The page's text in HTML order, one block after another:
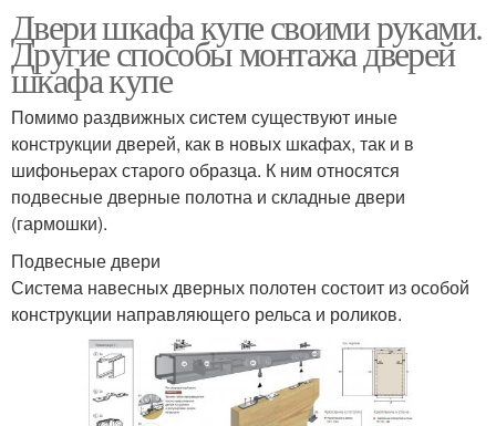
Двери шкафа купе своими руками.
Другие способы монтажа дверей
шкафа купе
Помимо раздвижных систем существуют иные
конструкции дверей, как в новых шкафах, так и в
шифоньерах старого образца. К ним относятся
подвесные дверные полотна и складные двери
(гармошки).
Подвесные двери
Система навесных дверных полотен состоит из особой
конструкции направляющего рельса и роликов.